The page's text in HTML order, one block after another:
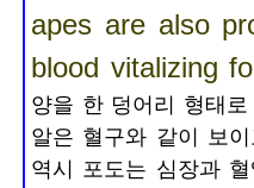
apes are also
blood vitalizing
양을 한 덩어리 형태
알은 혈구와 같이 보
역시 포도는 심장과